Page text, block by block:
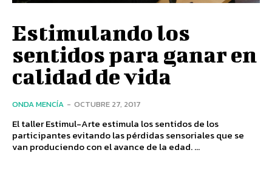
Estimulando los
sentidos para ganar en
calidad de vida
ONDA MENCÍA - OCTUBRE 27, 2017
El taller Estimul-Arte estimula los sentidos de los
participantes evitando las pérdidas sensoriales que se
van produciendo con el avance de la edad. ...